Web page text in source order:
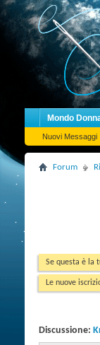
Mondo
Nuovi Messaggi
Forum
Se questa è la
Le nuove
Discussione: